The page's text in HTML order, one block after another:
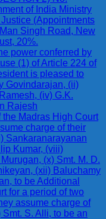
of India Ministry
(Appointments
Singh Road, New
20%.
power conferred by
(1) of Article 224 of
is pleased to
Govindarajan, (ii)
(iv) G.K.
Rajesh
Madras High Court
charge of their
Sankaranarayanan
Kumar, (viii)
(x) Smt. M. D.
(xii) Baluchamy
to be Additional
for a period of two
assume charge of
S. Alli, to be an